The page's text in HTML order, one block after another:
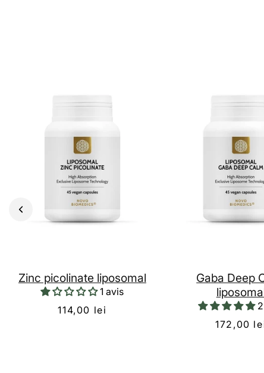
Zinc picolinate liposomal
1 avis
114,00 lei
Gaba Deep
172,00